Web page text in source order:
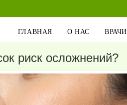
ГЛАВНАЯ О НАС ВРАЧИ
риск осложнений?